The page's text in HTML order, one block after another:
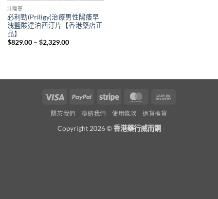
壯陽藥
必利勁(Priligy)治療男性陽痿早
洩鹽酸達泊西汀片【香港藥店正
品】
$829.00 – $2,329.00Price
Visa PayPal Stripe MasterCard
關於我們 聯絡我們 使用條款 退貨換貨
Copyright 2026 ©香港藥行威而鋼